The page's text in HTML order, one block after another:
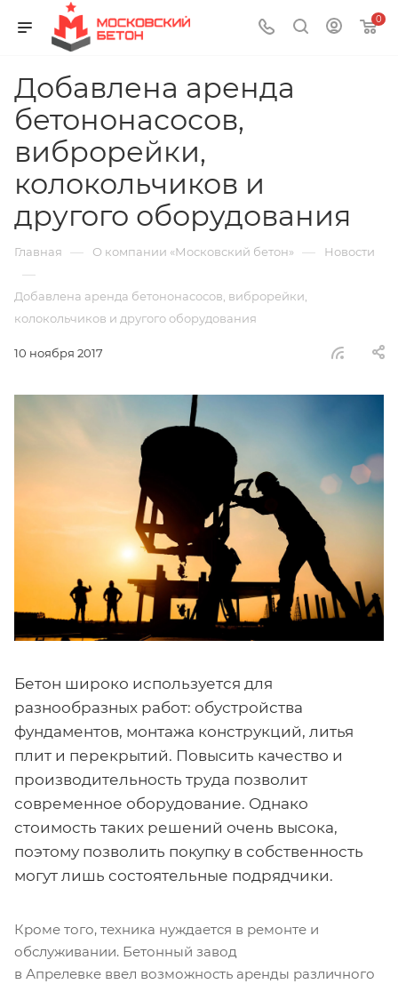
0
Добавлена аренда
бетононасосов,
виброрейки,
колокольчиков и
другого оборудования
Главная — О компании «Московский бетон» — Новости
—
Добавлена аренда бетононасосов, виброрейки,
колокольчиков и другого оборудования
10 ноября 2017
Бетон широко используется для
разнообразных работ: обустройства
фундаментов, монтажа конструкций, литья
плит и перекрытий. Повысить качество и
производительность труда позволит
современное оборудование. Однако
стоимость таких решений очень высока,
поэтому позволить покупку в собственность
могут лишь состоятельные подрядчики.
Кроме того, техника нуждается в ремонте и
обслуживании. Бетонный завод
в Апрелевке ввел возможность аренды различного